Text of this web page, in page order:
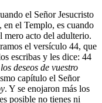
el Señor Jesucristo
en el Templo, es cuando
mero acto del adulterio.
el versículo 44, que
escribas y les dice: 44
deseos de vuestro
capítulo el Señor
. Y se enojaron más los
posible no tienes ni